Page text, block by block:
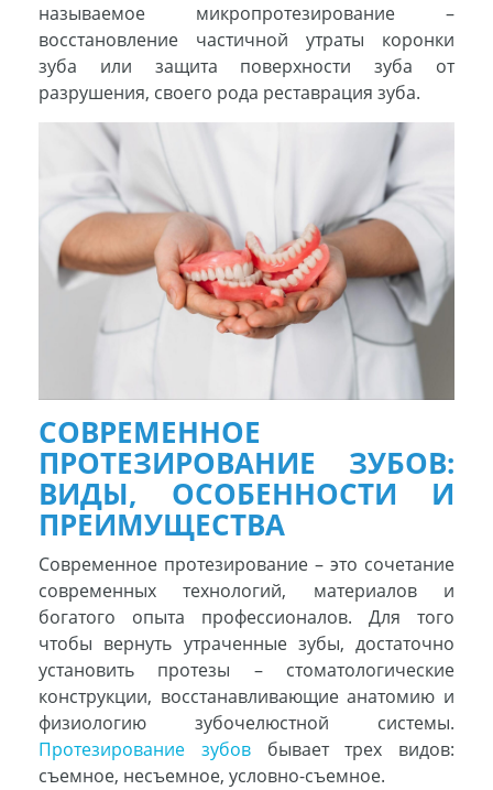
называемое микропротезирование –
восстановление частичной утраты коронки
зуба или защита поверхности зуба от
разрушения, своего рода реставрация зуба.
СОВРЕМЕННОЕ
ПРОТЕЗИРОВАНИЕ ЗУБОВ:
ВИДЫ, ОСОБЕННОСТИ И
ПРЕИМУЩЕСТВА
Современное протезирование – это сочетание
современных технологий, материалов и
богатого опыта профессионалов. Для того
чтобы вернуть утраченные зубы, достаточно
установить протезы – стоматологические
конструкции, восстанавливающие анатомию и
физиологию зубочелюстной системы.
Протезирование зубовбывает трех видов:
съемное, несъемное, условно-съемное.